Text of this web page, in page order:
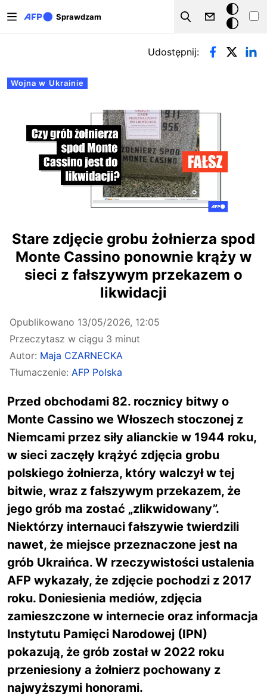
Sprawdzam
Szukaj
Tryb
ciemny
Zakładki podstawowe
Wojna w Ukrainie
Udostępnij:
Stare zdjęcie grobu żołnierza spod
Monte Cassino ponownie krąży w
sieci z fałszywym przekazem o
likwidacji
Opublikowano 13/05/2026, 12:05
Przeczytasz w ciągu 3 minut
Autor: Maja CZARNECKA
Tłumaczenie: AFP Polska
Przed obchodami 82. rocznicy bitwy o
Monte Cassino we Włoszech stoczonej z
Niemcami przez siły alianckie w 1944 roku,
w sieci zaczęły krążyć zdjęcia grobu
polskiego żołnierza, który walczył w tej
bitwie, wraz z fałszywym przekazem, że
jego grób ma zostać „zlikwidowany”.
Niektórzy internauci fałszywie twierdzili
nawet, że miejsce przeznaczone jest na
grób Ukraińca. W rzeczywistości ustalenia
AFP wykazały, że zdjęcie pochodzi z 2017
roku. Doniesienia mediów, zdjęcia
zamieszczone w internecie oraz informacja
Instytutu Pamięci Narodowej (IPN)
pokazują, że grób został w 2022 roku
przeniesiony a żołnierz pochowany z
najwyższymi honorami.